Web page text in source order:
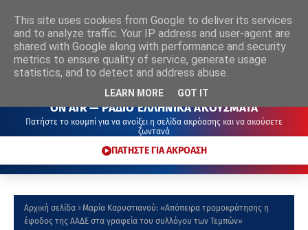
ΡΑΔΙΟ
ΕΛΛΗΝΙΚΑ ΑΚΟΥΣΜΑΤΑ
ON AIR — ΡΑΔΙΟ ΕΛΛΗΝΙΚΑ ΑΚΟΥΣΜΑΤΑ
Πατήστε το κουμπί για να ανοίξει η σελίδα ακρόασης και να ακούσετε
ζωντανά
ΠΑΤΗΣΤΕ ΓΙΑ ΑΚΡΟΑΣΗ
Αρχική σελίδα
Μαρία Καρυστιανού: «Απόπειρα τρομοκράτησης η
έφοδος της ΑΑΔΕ στα γραφεία του συλλόγου των Τεμπών»
This site uses cookies from Google to deliver its services
and to analyze traffic. Your IP address and user-agent are
shared with Google along with performance and security
metrics to ensure quality of service, generate usage
statistics, and to detect and address abuse.
LEARN MORE GOT IT